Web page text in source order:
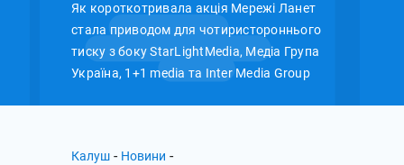
Як короткотривала акція Мережі Ланет
стала приводом для чотиристороннього
тиску з боку StarLightMedia, Медіа Група
Україна, 1+1 media та Inter Media Group
Калуш - Новини -